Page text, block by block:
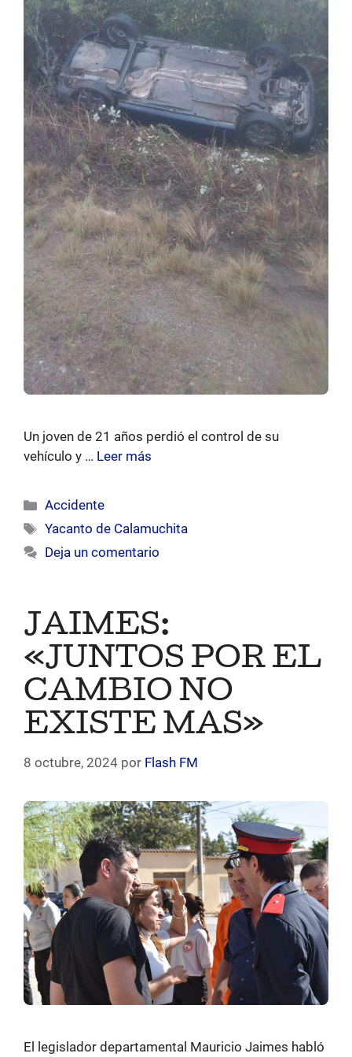
Un joven de 21 años perdió el control de su
vehículo y … Leer más
Categorías
Accidente
Etiquetas
Yacanto de Calamuchita
Deja un comentario
JAIMES:
«JUNTOS POR EL
CAMBIO NO
EXISTE MAS»
8 octubre, 2024 por Flash FM
El legislador departamental Mauricio Jaimes habló